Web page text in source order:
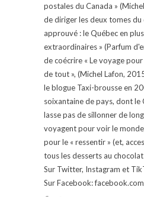
postales du Canada »
de diriger les deux tomes
approuvé : le Québec en
extraordinaires » (Parfum
de coécrire « Le voyage
de tout », (Michel Lafon,
le blogue Taxi-brousse en
soixantaine de pays, dont le
lasse pas de sillonner de
voyagent pour voir le
pour le « ressentir » (et,
tous les desserts au
Sur Twitter, Instagram et
Sur Facebook: